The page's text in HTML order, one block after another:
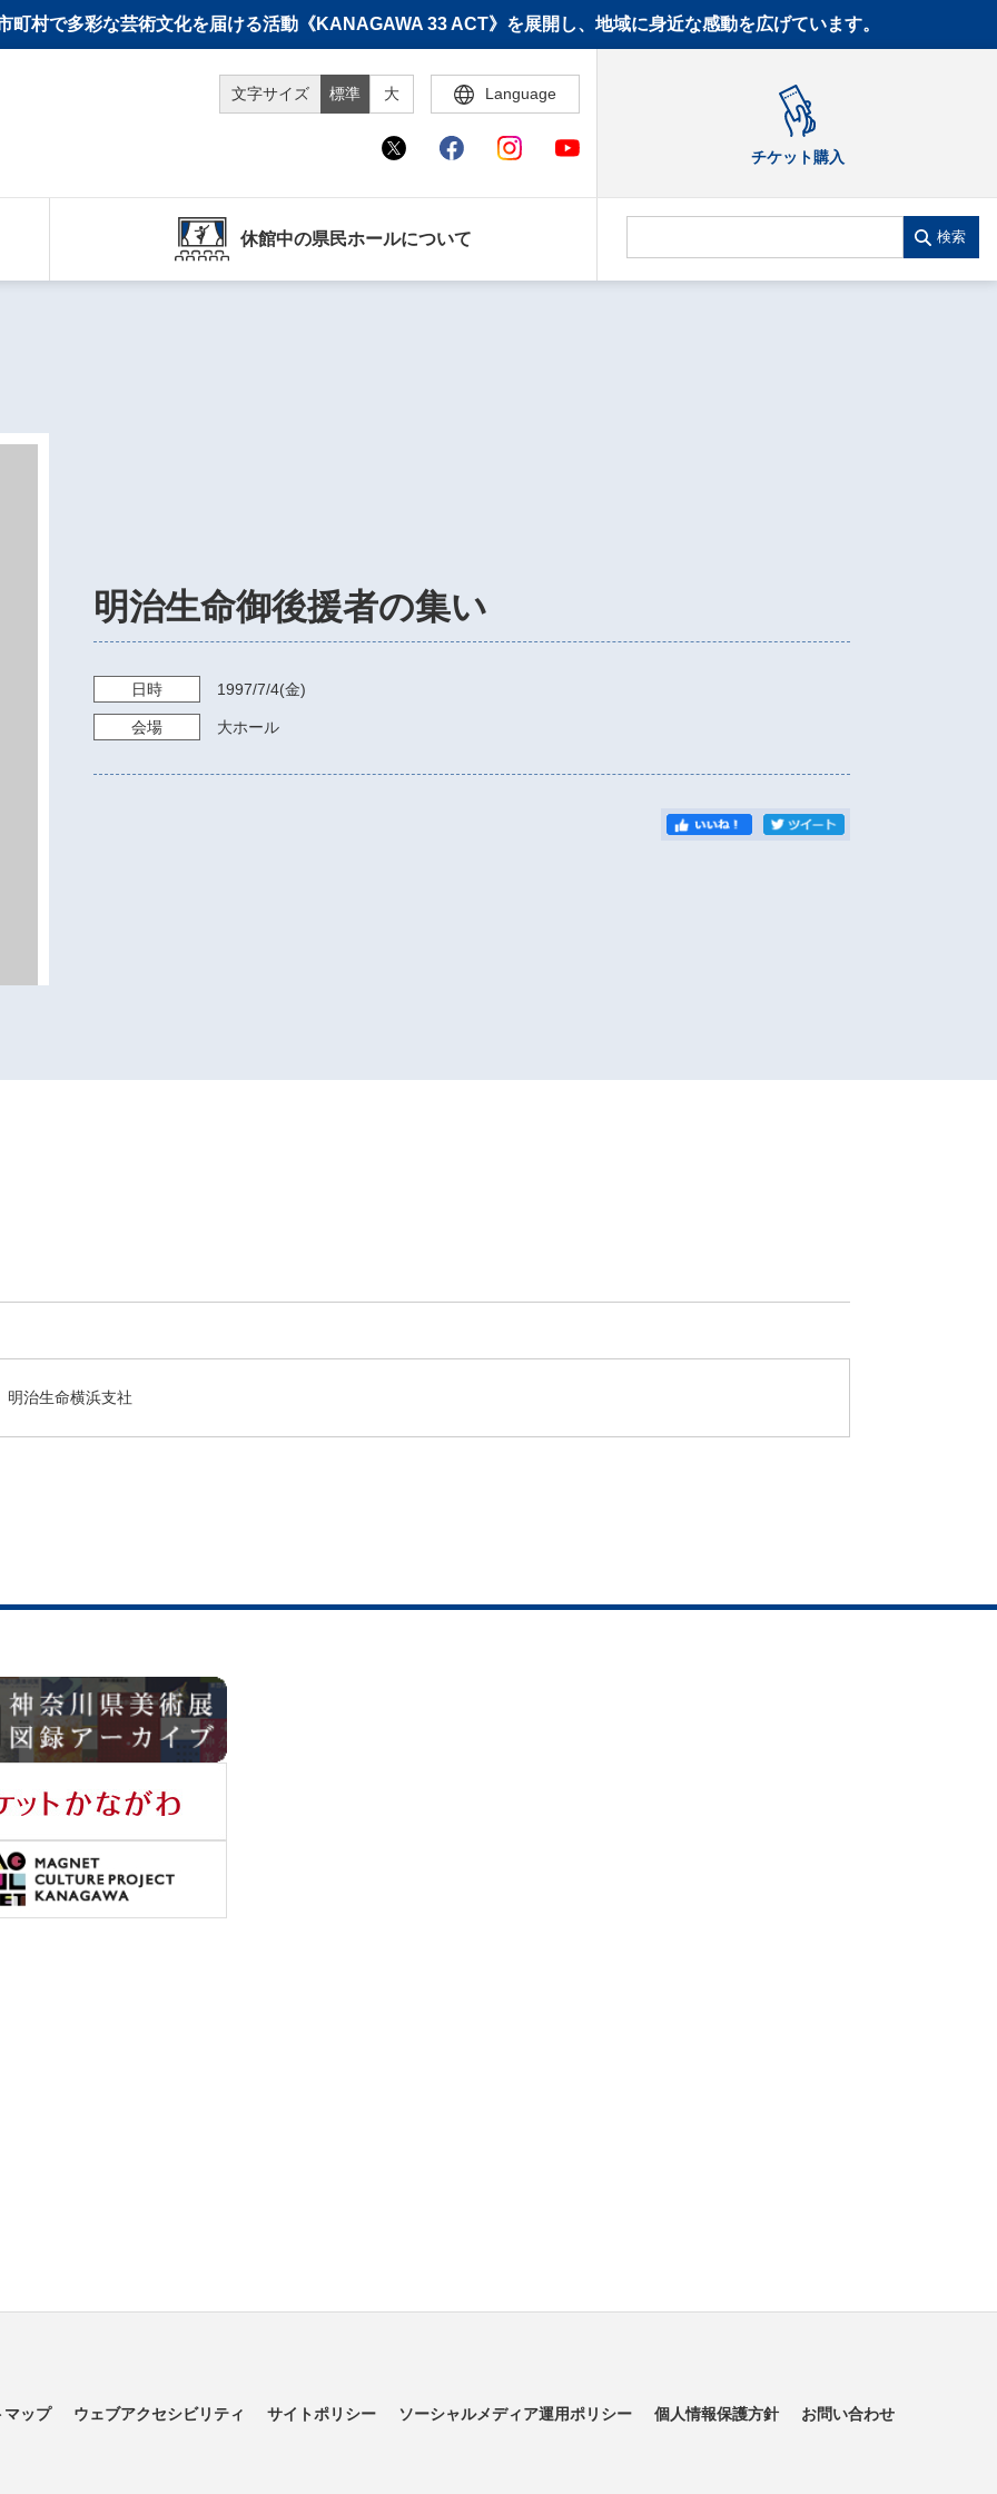
村で多彩な芸術文化を届ける活動《KANAGAWA 33 ACT》を展開し、地域に身近な感動を広げています。
文字サイズ 標準 大 Language
チケット購入
休館中の県民ホールについて 検索
明治生命御後援者の集い
日時 1997/7/4(金)
会場 大ホール
明治生命横浜支社
マップ ウェブアクセシビリティ サイトポリシー ソーシャルメディア運用ポリシー 個人情報保護方針 お問い合わせ